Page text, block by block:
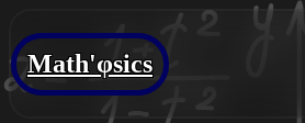
Math'φsics